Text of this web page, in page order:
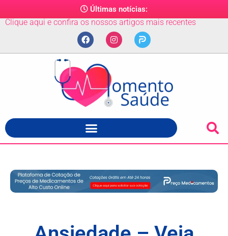
Últimas notícias:
Clique aqui e confira os nossos artigos mais recentes